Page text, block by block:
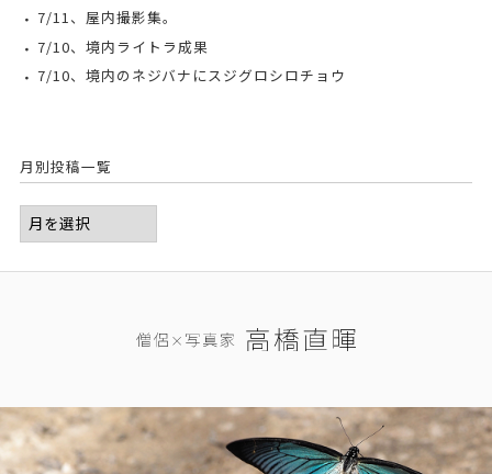
7/11、屋内撮影集。
7/10、境内ライトラ成果
7/10、境内のネジバナにスジグロシロチョウ
月別投稿一覧